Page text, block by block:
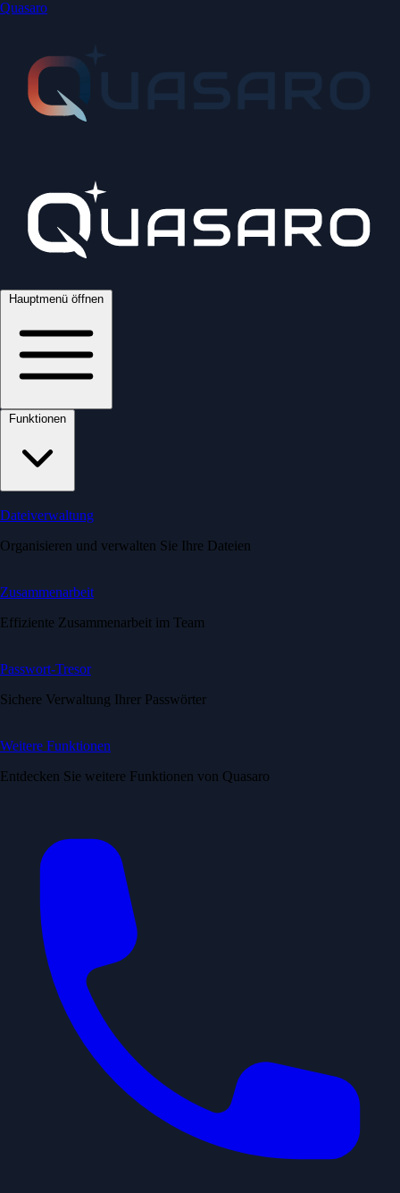
Quasaro
Hauptmenü öffnen
Dateiverwaltung
Organisieren und verwalten Sie Ihre Dateien
Zusammenarbeit
Effiziente Zusammenarbeit im Team
Passwort-Tresor
Sichere Verwaltung Ihrer Passwörter
Weitere Funktionen
Entdecken Sie weitere Funktionen von Quasaro